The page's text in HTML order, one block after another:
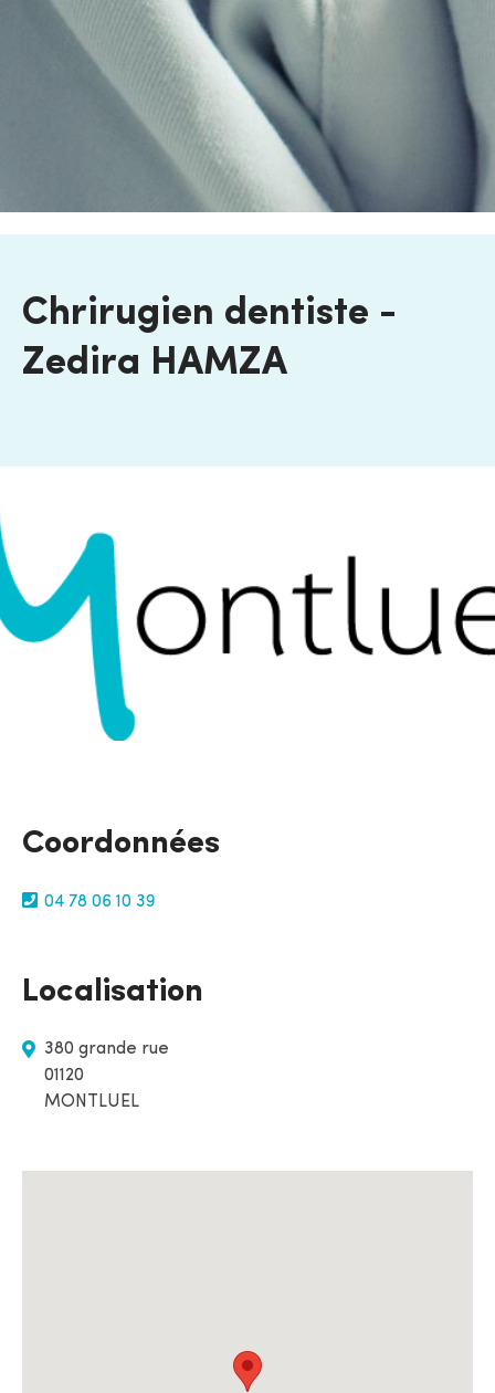
Chrirugien dentiste -
Zedira HAMZA
Coordonnées
04 78 06 10 39
Localisation
380 grande rue
01120
MONTLUEL